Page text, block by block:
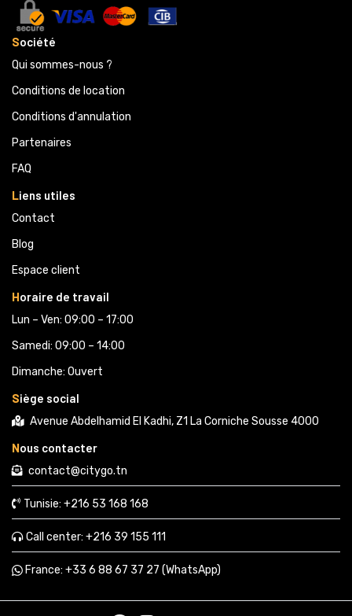
Société
Qui sommes-nous ?
Conditions de location
Conditions d'annulation
Partenaires
FAQ
Liens utiles
Contact
Blog
Espace client
Horaire de travail
Lun – Ven: 09:00 – 17:00
Samedi: 09:00 – 14:00
Dimanche: Ouvert
Siège social
Avenue Abdelhamid El Kadhi, Z1 La Corniche Sousse 4000
Nous contacter
contact@citygo.tn
Tunisie: +216 53 168 168
Call center: +216 39 155 111
France: +33 6 88 67 37 27 (WhatsApp)